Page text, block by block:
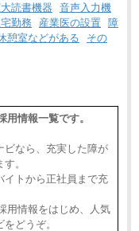
読書機器
音声入力機
勤務 産業医の設置
障
憩室などがある
その
情報一覧です。
ビなら、充実した障が
。
イトから正社員まで充
用情報をはじめ、人気
どうぞ。